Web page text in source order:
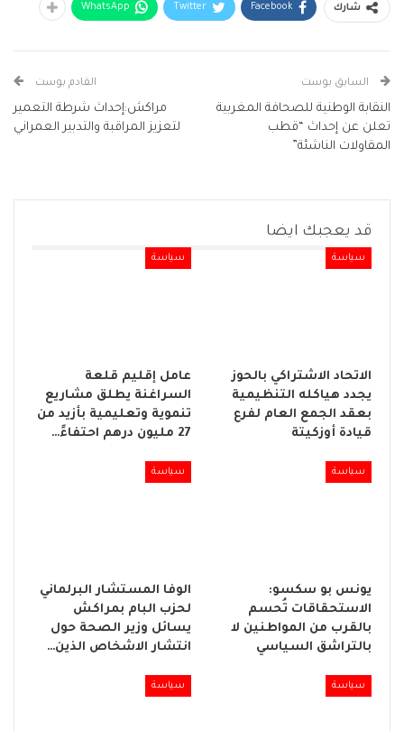
شارك Facebook
Twitter
WhatsApp
السابق بوست
النقابة الوطنية للصحافة المغربية
تعلن عن إحداث “قطب
المقاولات الناشئة”
القادم بوست
مراكش:إحداث شرطة التعمير
لتعزيز المراقبة والتدبير العمراني
قد يعجبك ايضا
سياسة
الاتحاد الاشتراكي بالحوز
يجدد هياكله التنظيمية
بعقد الجمع العام لفرع
قيادة أوزكيتة
سياسة
عامل إقليم قلعة
السراغنة يطلق مشاريع
تنموية وتعليمية بأزيد من
27 مليون درهم احتفاءً…
سياسة
يونس بو سكسو:
الاستحقاقات تُحسم
بالقرب من المواطنين لا
بالتراشق السياسي
سياسة
الوفا المستشار البرلماني
لحزب البام بمراكش
يسائل وزير الصحة حول
انتشار الاشخاص الذين…
سياسة سياسة